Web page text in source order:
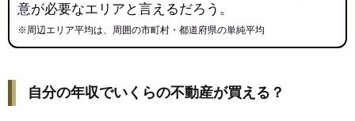
意が必要なエリアと言えるだろう。
※周辺エリア平均は、周囲の市町村・都道府県の単純平均
自分の年収でいくらの不動産が買える？